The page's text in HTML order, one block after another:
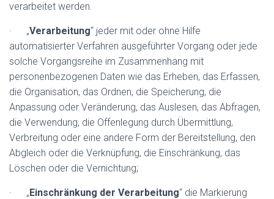
verarbeitet werden.
· „Verarbeitung“ jeder mit oder ohne Hilfe
automatisierter Verfahren ausgeführter Vorgang oder jede
solche Vorgangsreihe im Zusammenhang mit
personenbezogenen Daten wie das Erheben, das Erfassen,
die Organisation, das Ordnen, die Speicherung, die
Anpassung oder Veränderung, das Auslesen, das Abfragen,
die Verwendung, die Offenlegung durch Übermittlung,
Verbreitung oder eine andere Form der Bereitstellung, den
Abgleich oder die Verknüpfung, die Einschränkung, das
Löschen oder die Vernichtung;
· „Einschränkung der Verarbeitung“ die Markierung